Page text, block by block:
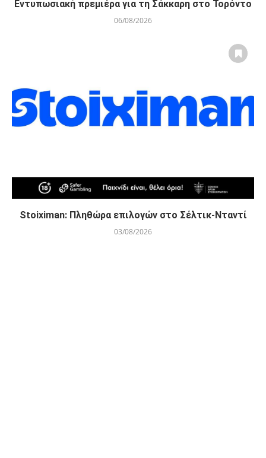
Εντυπωσιακή πρεμιέρα για τη Σάκκαρη στο Τορόντο
06/08/2026
Stoiximan: Πληθώρα επιλογών στο Σέλτικ-Νταντί
03/08/2026